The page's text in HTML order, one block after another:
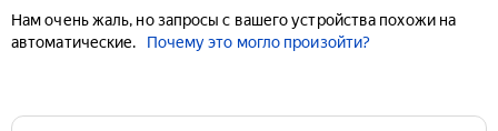
Нам очень жаль, но запросы с вашего устройства похожи на
автоматические.
Почему это могло произойти?